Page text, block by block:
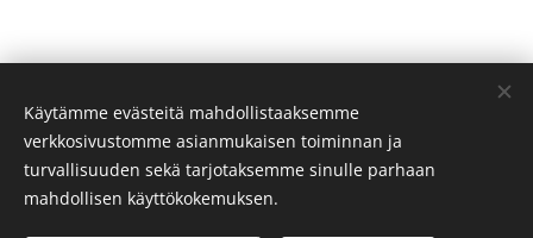
Käytämme evästeitä mahdollistaaksemme
verkkosivustomme asianmukaisen toiminnan ja
turvallisuuden sekä tarjotaksemme sinulle parhaan
mahdollisen käyttökokemuksen.